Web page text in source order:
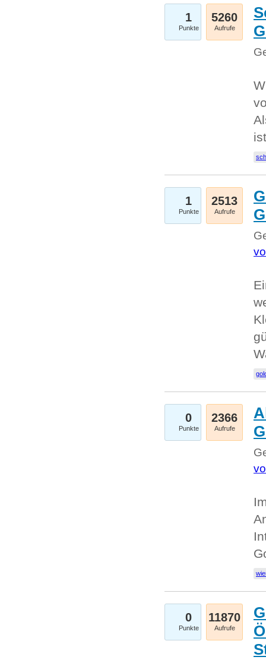
1
Punkte
5260
Aufrufe
1
Punkte
2513
Aufrufe
0
Punkte
2366
Aufrufe
0
Punkte
11870
Aufrufe